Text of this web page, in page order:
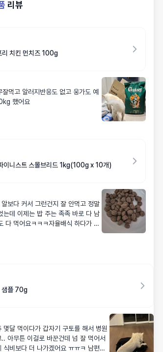
리뷰
리 치킨 먼치즈 100g
먹고 알러지반응도 없고 웅가도 예
했어요
이니스트 스몰브리드 1kg(100g x 10개)
보다 커서 그런건지 잘 안먹고 정말
는데 이제는 밥 주는 족족 바로 다 남
다 먹어요ㅋㅋㅋ자율배식 하다가 중
살이 너무 쪄서 그 이후로 끼니마다
샘플 70g
몇달 먹이다가 갑자기 구토를 해서 병원
아무튼 이걸로 바꾼건데 넘 잘 먹어서
식비보다 더 나가겠어요 ㅠㅠㅋ 남편이